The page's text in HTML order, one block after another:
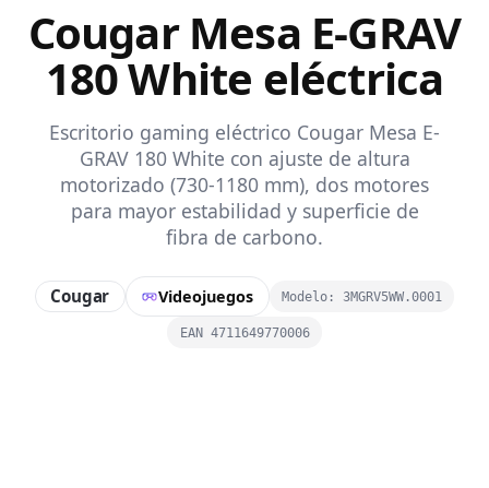
Cougar Mesa E-GRAV
180 White eléctrica
Escritorio gaming eléctrico Cougar Mesa E-
GRAV 180 White con ajuste de altura
motorizado (730-1180 mm), dos motores
para mayor estabilidad y superficie de
fibra de carbono.
Cougar Videojuegos Modelo: 3MGRV5WW.0001
EAN 4711649770006